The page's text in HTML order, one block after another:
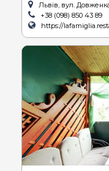
Львів, вул.
+38 (098) 850 43 89
https://